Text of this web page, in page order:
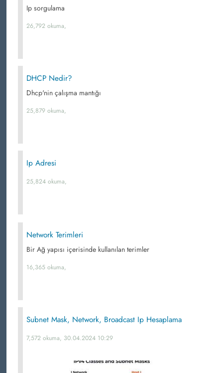
Ip sorgulama
26,792 okuma,
DHCP Nedir?
Dhcp'nin çalışma mantığı
25,879 okuma,
Ip Adresi
25,824 okuma,
Network Terimleri
Bir Ağ yapısı içerisinde kullanılan terimler
16,365 okuma,
Subnet Mask, Network, Broadcast Ip Hesaplama
7,572 okuma, 30.04.2024 10:29